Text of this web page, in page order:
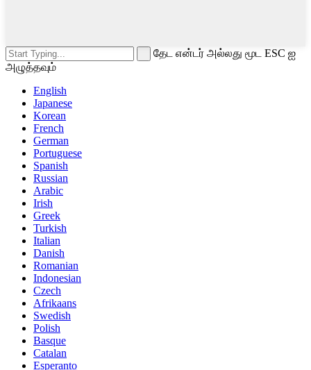
தேட என்டர் அல்லது மூட ESC ஐ
அழுத்தவும்
English
Japanese
Korean
French
German
Portuguese
Spanish
Russian
Arabic
Irish
Greek
Turkish
Italian
Danish
Romanian
Indonesian
Czech
Afrikaans
Swedish
Polish
Basque
Catalan
Esperanto